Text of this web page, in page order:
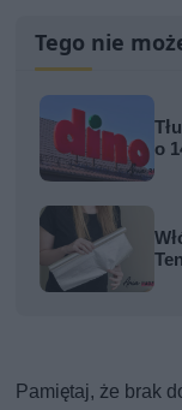
Tego nie
o
Pamiętaj, że brak